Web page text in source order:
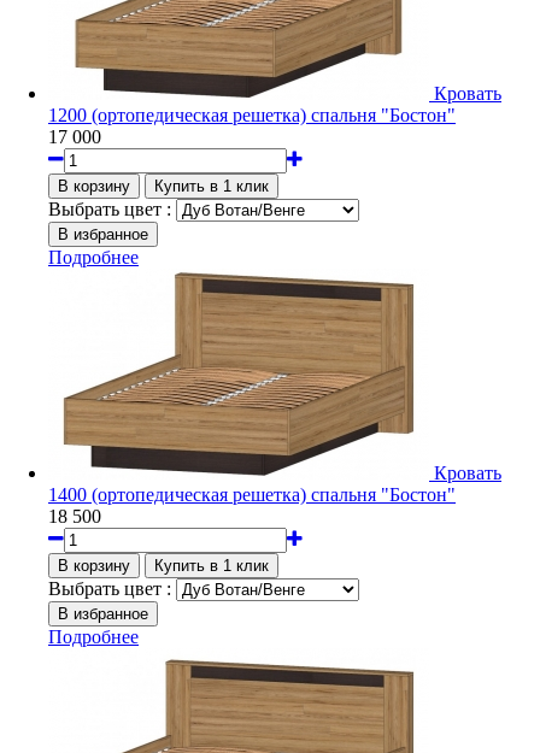
Кровать
1200 (ортопедическая решетка) спальня "Бостон"
17 000
Выбрать цвет :
Подробнее
Кровать
1400 (ортопедическая решетка) спальня "Бостон"
18 500
Выбрать цвет :
Подробнее